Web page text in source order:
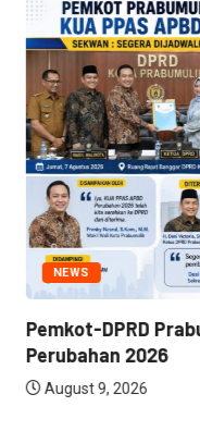
NEWS
Pemkot-DPRD
Perubahan 2026
August 9, 2026